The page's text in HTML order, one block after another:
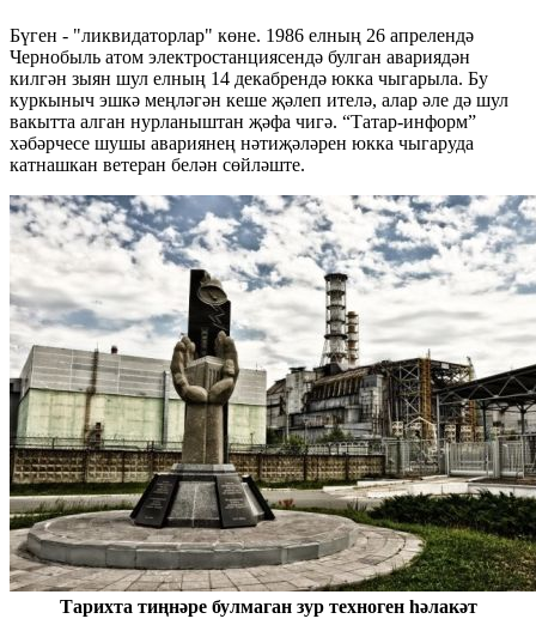
Бүген - "ликвидаторлар" көне. 1986 елның 26 апрелендә
Чернобыль атом электростанциясендә булган авариядән
килгән зыян шул елның 14 декабрендә юкка чыгарыла. Бу
куркыныч эшкә меңләгән кеше җәлеп ителә, алар әле дә шул
вакытта алган нурланыштан җәфа чигә. “Татар-информ”
хәбәрчесе шушы авариянең нәтиҗәләрен юкка чыгаруда
катнашкан ветеран белән сөйләште.
Тарихта тиңнәре булмаган зур техноген һәлакәт